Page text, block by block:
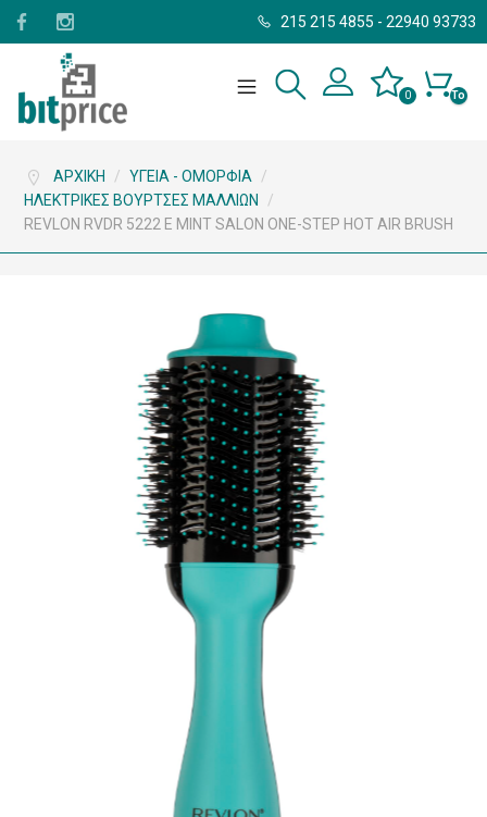
215 215 4855 - 22940 93733
Το
0
ΑΡΧΙΚΉ / ΥΓΕΊΑ - ΟΜΟΡΦΙΆ
/
ΗΛΕΚΤΡΙΚΈΣ ΒΟΎΡΤΣΕΣ ΜΑΛΛΙΏΝ
/
REVLON RVDR 5222 E MINT SALON ONE-STEP HOT AIR BRUSH